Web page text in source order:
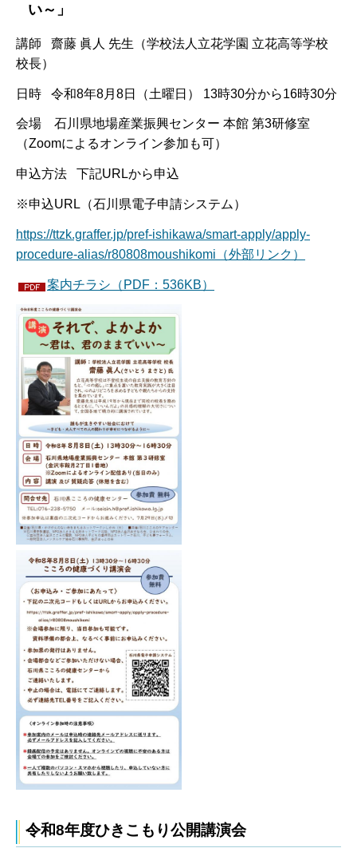
い～」
講師 齋藤 眞人 先生（学校法人立花学園 立花高等学校
校長）
日時 令和8年8月8日（土曜日） 13時30分から16時30分
会場
石川県地場産業振興センター 本館 第3研修室
（Zoomによるオンライン参加も可）
申込方法 下記URLから申込
※申込URL（石川県電子申請システム）
https://ttzk.graffer.jp/pref-ishikawa/smart-apply/apply-
procedure-alias/r80808moushikomi（外部リンク）
案内チラシ（PDF：536KB）
令和8年度ひきこもり公開講演会